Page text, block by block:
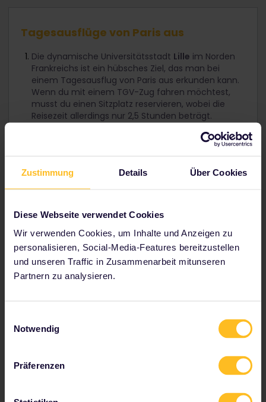
Zustimmung Details Über Cookies
Diese Webseite verwendet Cookies
Wir verwenden Cookies, um Inhalte und Anzeigen zu
personalisieren, Social-Media-Features bereitzustellen
und unseren Traffic in Zusammenarbeit mitunseren
Partnern zu analysieren.
Notwendig
Präferenzen
Tagesausflüge von Paris aus
Die dynamische Universitätsstadt Lille im Norden
Frankreichs ist ein hübsches Ziel, das man bei
einem Tagesausflug von Paris aus erkunden kann.
Wenn du mit einem TGV-Zug fahren möchtest,
musst du einen Sitzplatz reservieren, wobei die
Reisezeit allerdings nur 2,5 Stunden beträgt.
Verbringe einen Tag in den wunderschönen Palast-
. Den ganzen
Versailles, die teilweise nur 15 Minuten pro Strecke
brauchen.
französischen Osten, die von französischen wie
Hauptstadt aus erreichst du Strasbourg ganz
unkompliziert für einen Tagesausflug. TGV- und
ICE-Züge sind reservierungspflichtig, brauchen für
Hin- und Rückfahrt aber auch nur 3,5 Stunden.